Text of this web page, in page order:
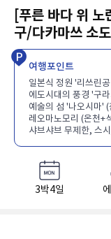
[푸른 바다 위
구/다카마쓰 소
여행포인트
일본식 정원 '리쓰린
에도시대의 풍경 '구
예술의 섬 '나오시마'
레오마노모리 (온천+
샤브샤브 무제한, 스
3박4일